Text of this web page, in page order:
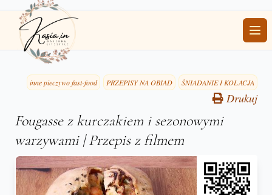
inne pieczywo fast-food PRZEPISY NA OBIAD ŚNIADANIE I KOLACJA
Drukuj
Fougasse z kurczakiem i sezonowymi
warzywami | Przepis z filmem